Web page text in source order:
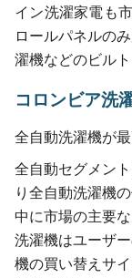
イン洗濯家電も
ロールパネルの
濯機などのビル
コロンビア洗
全自動洗濯機が
全自動セグメン
り全自動洗濯機
中に市場の主要
洗濯機はユーザ
機の買い替えサ